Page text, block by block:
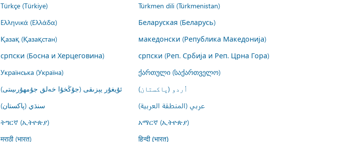
Türkçe (Türkiye)
Türkmen dili (Türkmenistan)
Ελληνικά (Ελλάδα)
Беларуская (Беларусь)
Қазақ (Қазақстан)
македонски (Република Македонија)
српски (Босна и Херцеговина)
српски (Реп. Србија и Реп. Црна Гора)
Українська (Україна)
ქართული (საქართველო)
ئۇيغۇر يېزىقى (جۇڭخۇا خەلق جۇمھۇرىيىتى)
اُردو (پاکستان)
سنڌي (پاکستان)
عربي (المنطقة العربية)
ትግርኛ (ኢትዮጵያ) አማርኛ (ኢትዮጵያ)
मराठी (भारत) हिन्दी (भारत)